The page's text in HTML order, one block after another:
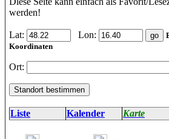
werden!
Lat: Lon:
Koordinaten
Ort:
Liste Kalender Karte